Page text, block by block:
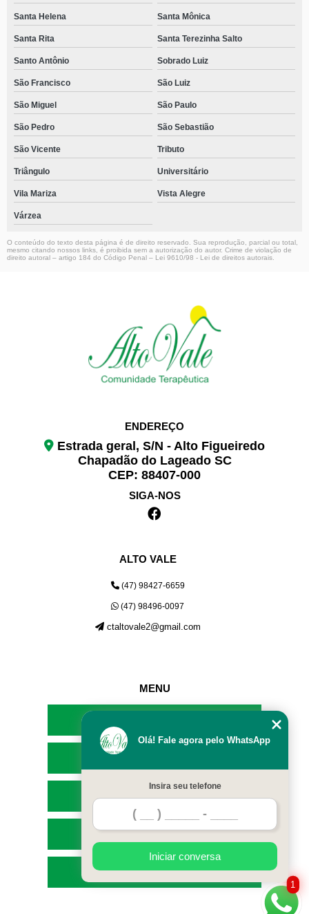
Santa Helena Santa Mônica
Santa Rita Santa Terezinha Salto
Santo Antônio Sobrado Luiz
São Francisco São Luiz
São Miguel São Paulo
São Pedro São Sebastião
São Vicente Tributo
Triângulo Universitário
Vila Mariza Vista Alegre
Várzea
O conteúdo do texto desta página é de direito reservado. Sua reprodução, parcial ou total,
mesmo citando nossos links, é proibida sem a autorização do autor. Crime de violação de
direito autoral – artigo 184 do Código Penal – Lei 9610/98 - Lei de direitos autorais
ENDEREÇO
Estrada geral, S/N - Alto Figueiredo
Chapadão do Lageado SC
CEP: 88407-000
SIGA-NOS
ALTO VALE
(47) 98427-6659
(47) 98496-0097
ctaltovale2@gmail.com
MENU
SERVIÇOS
MAPA DO SITE
1
Olá! Fale agora pelo WhatsApp
Insira seu telefone
Iniciar conversa